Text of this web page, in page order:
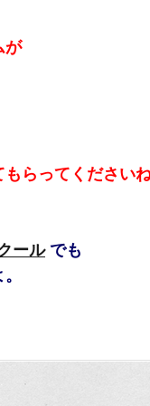
が
らってください
ールでも